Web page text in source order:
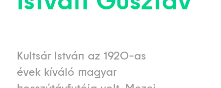
Kultsár István az 1920-as
évek kíváló magyar